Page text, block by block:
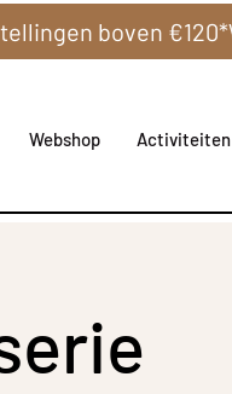
Webshop Activiteiten